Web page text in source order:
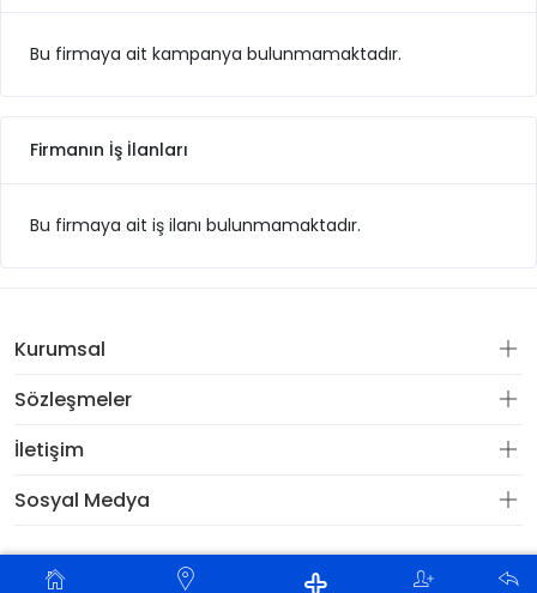
Bu firmaya ait kampanya bulunmamaktadır.
Firmanın İş İlanları
Bu firmaya ait iş ilanı bulunmamaktadır.
Kurumsal
Sözleşmeler
İletişim
Sosyal Medya